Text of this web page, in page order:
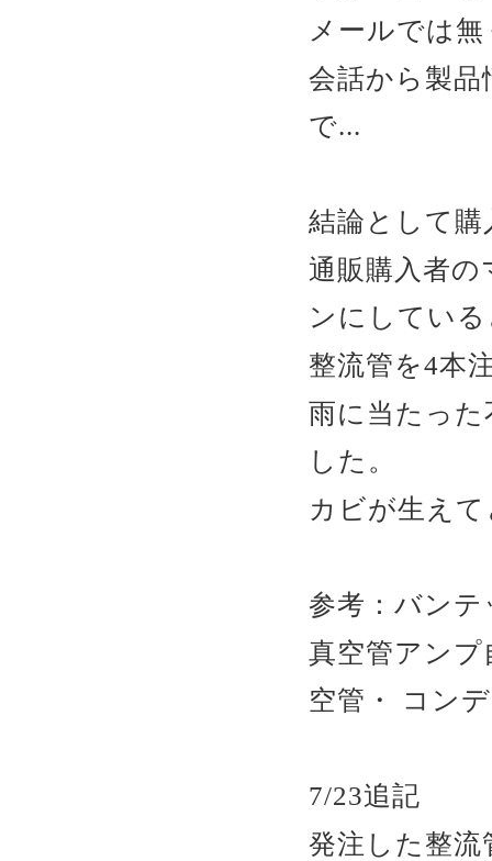
メールでは
会話から製
で...
結論として
通販購入者
ンにしてい
整流管を4本
雨に当たっ
した。
カビが生え
参考：バン
真空管アン
空管・ コン
7/23追記
発注した整